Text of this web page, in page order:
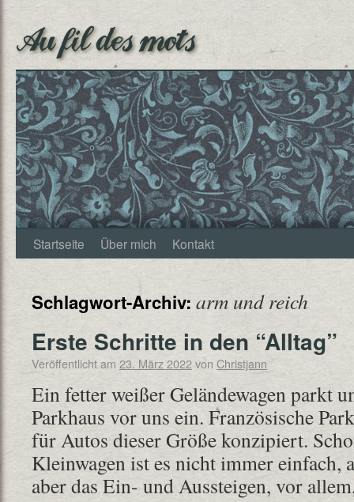
Au fil des mots
Startseite Über mich Kontakt
Schlagwort-Archiv: arm und reich
Erste Schritte in den “Alltag”
Veröffentlicht am 23. März 2022von Christjann
Ein fetter weißer Geländewagen parkt
Parkhaus vor uns ein. Französische
für Autos dieser Größe konzipiert.
Kleinwagen ist es nicht immer einfach,
aber das Ein- und Aussteigen, vor